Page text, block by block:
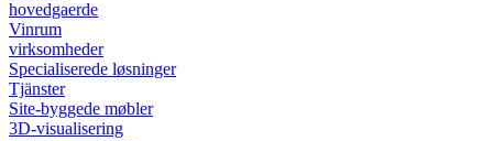
hovedgaerde
Vinrum
virksomheder
Specialiserede løsninger
Tjänster
Site-byggede møbler
3D-visualisering